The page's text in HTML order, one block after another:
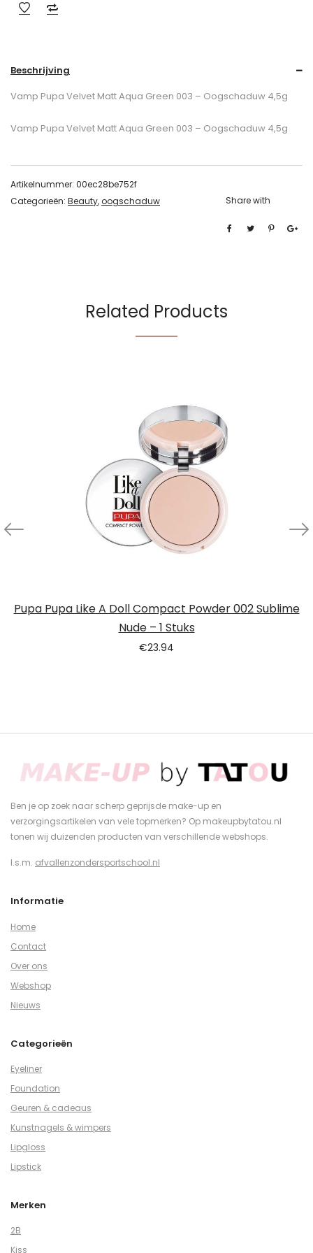
Beschrijving
Vamp Pupa Velvet Matt Aqua Green 003 – Oogschaduw 4,5g
Vamp Pupa Velvet Matt Aqua Green 003 – Oogschaduw 4,5g
Artikelnummer: 00ec28be752f
Categorieën: Beauty,oogschaduw Share with
Related Products
Pupa Pupa Like A Doll Compact Powder 002 Sublime
Nude – 1 Stuks
€23.94
Ben je op zoek naar scherp geprijsde make-up en
verzorgingsartikelen van vele topmerken? Op makeupbytatou.nl
tonen wij duizenden producten van verschillende webshops.
I.s.m. afvallenzondersportschool.nl
Informatie
Home
Contact
Over ons
Webshop
Nieuws
Categorieën
Eyeliner
Foundation
Geuren & cadeaus
Kunstnagels & wimpers
Lipgloss
Lipstick
Merken
2B
Kiss